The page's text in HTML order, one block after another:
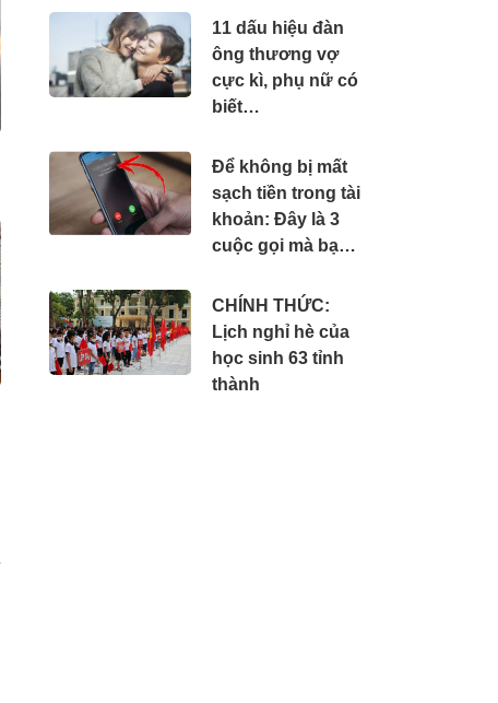
11 dấu hiệu đàn
ông thương vợ
cực kì, phụ nữ có
biết…
Để không bị mất
sạch tiền trong tài
khoản: Đây là 3
cuộc gọi mà bạn
lập tức
CHÍNH THỨC:
Lịch nghỉ hè của
học sinh 63 tỉnh
thành